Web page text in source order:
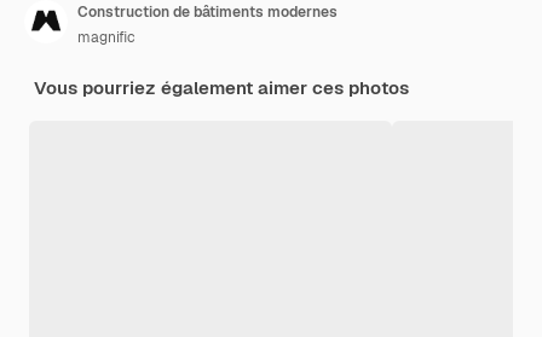
Construction de bâtiments modernes
magnific
Vous pourriez également aimer ces photos